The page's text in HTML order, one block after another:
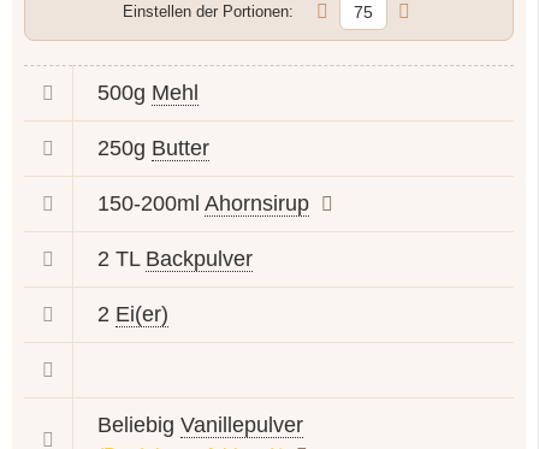
Einstellen der Portionen:
500g Mehl
250g Butter
150-200ml Ahornsirup
2 TL Backpulver
2 Ei(er)
Beliebig Vanillepulver